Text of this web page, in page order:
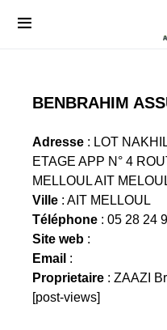
BENBRAHIM
Adresse : LOT
ETAGE APP N° 4
MELLOUL AIT
Ville : AIT MELLOUL
Téléphone : 05 28 24
Site web :
Email :
Proprietaire : ZAAZI
[post-views]